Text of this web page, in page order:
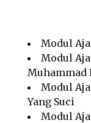
Modul
Modul
Muhammad
Modul
Yang Suci
Modul